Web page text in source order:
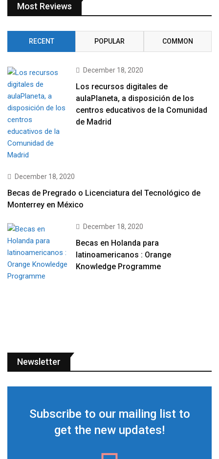
Most Reviews
RECENT POPULAR COMMON
December 18, 2020
Los recursos digitales de
aulaPlaneta, a disposición de los
centros educativos de la Comunidad
de Madrid
December 18, 2020
Becas de Pregrado o Licenciatura del Tecnológico de
Monterrey en México
December 18, 2020
Becas en Holanda para
latinoamericanos : Orange
Knowledge Programme
Newsletter
Subscribe to our mailing list to
get the new updates!